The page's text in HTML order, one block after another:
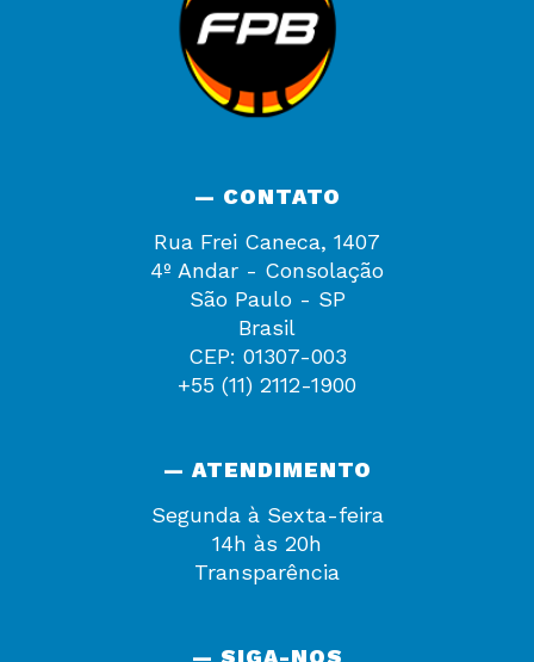
— CONTATO
Rua Frei Caneca, 1407
4º Andar - Consolação
São Paulo - SP
Brasil
CEP: 01307-003
+55 (11) 2112-1900
— ATENDIMENTO
Segunda à Sexta-feira
14h às 20h
Transparência
— SIGA-NOS